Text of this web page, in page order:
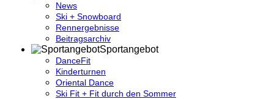
News
Ski + Snowboard
Rennergebnisse
Beitragsarchiv
Sportangebot
DanceFit
Kinderturnen
Oriental Dance
Ski Fit + Fit durch den Sommer